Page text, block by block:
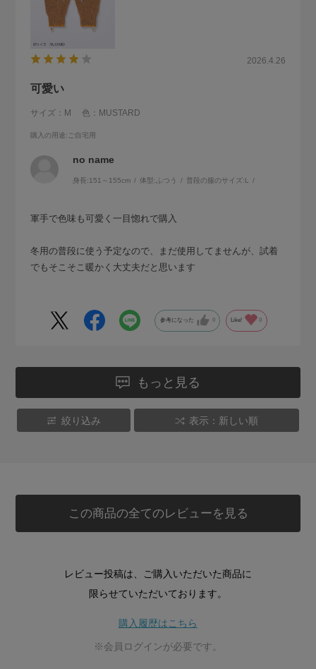
2026.4.26
可愛い
サイズ：M 色：MUSTARD
購入の用途:ご自宅用
no name
身長:151～155cm 体型: ふつう 普段の服のサイズ:L
軍手で色味も可愛く一目惚れで購入
冬用の普段に使う予定なので、まだ使用してませんが、試着
でもそこそこ暖かく大丈夫だと思います
参考になった 0 Like! 0
もっと見る
絞り込み 表示：新しい順
この商品の全てのレビューを見る
レビュー投稿は、ご購入いただいた商品に
限らせていただいております。
購入履歴はこちら
※会員ログインが必要です。